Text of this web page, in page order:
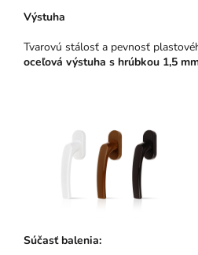
Výstuha
Tvarovú stálosť a pevnosť
oceľová výstuha s hrúbkou 1,5
Súčasť balenia: